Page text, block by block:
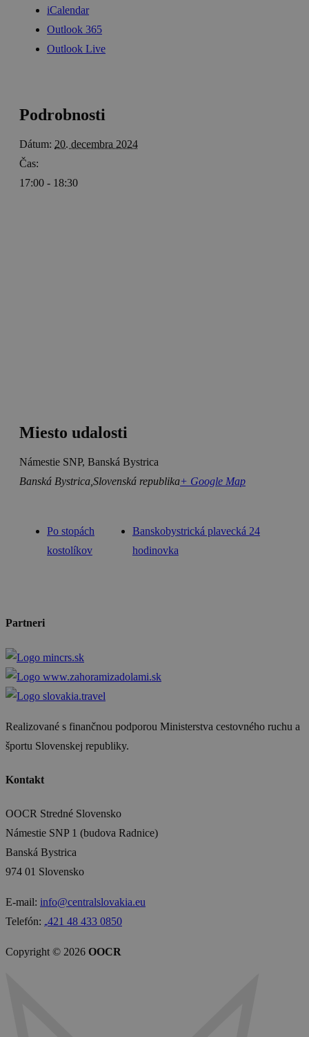
iCalendar
Outlook 365
Outlook Live
Podrobnosti
Dátum: 20. decembra 2024
Čas:
17:00 - 18:30
Miesto udalosti
Námestie SNP, Banská Bystrica
Banská Bystrica Slovenská republika+ Google Map
Po stopách
kostolíkov
Banskobystrická plavecká 24
hodinovka
Partneri
Realizované s finančnou podporou Ministerstva cestovného ruchu a
športu Slovenskej republiky.
Kontakt
OOCR Stredné Slovensko
Námestie SNP 1 (budova Radnice)
Banská Bystrica
974 01 Slovensko
E-mail: info@centralslovakia.eu
Telefón: ₊421 48 433 0850
Copyright © 2026 OOCR